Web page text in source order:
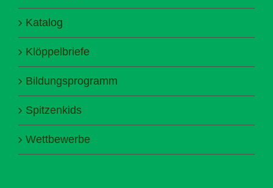
Katalog
Klöppelbriefe
Bildungsprogramm
Spitzenkids
Wettbewerbe